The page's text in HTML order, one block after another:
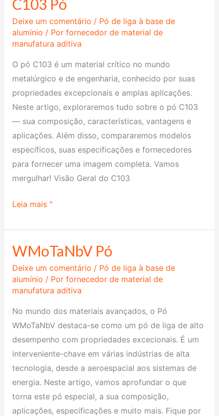
C103 Pó
Deixe um comentário / Pó de liga à base de
alumínio / Por fornecedor de material de
manufatura aditiva
O pó C103 é um material crítico no mundo
metalúrgico e de engenharia, conhecido por suas
propriedades excepcionais e amplas aplicações.
Neste artigo, exploraremos tudo sobre o pó C103
— sua composição, características, vantagens e
aplicações. Além disso, compararemos modelos
específicos, suas especificações e fornecedores
para fornecer uma imagem completa. Vamos
mergulhar! Visão Geral do C103
Leia mais "
WMoTaNbV Pó
Deixe um comentário / Pó de liga à base de
alumínio / Por fornecedor de material de
manufatura aditiva
No mundo dos materiais avançados, o Pó
WMoTaNbV destaca-se como um pó de liga de alto
desempenho com propriedades excecionais. É um
interveniente-chave em várias indústrias de alta
tecnologia, desde a aeroespacial aos sistemas de
energia. Neste artigo, vamos aprofundar o que
torna este pó especial, a sua composição,
aplicações, especificações e muito mais. Fique por
WMoTaNbV